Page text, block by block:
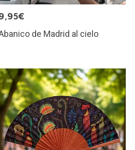
de Madrid al cielo